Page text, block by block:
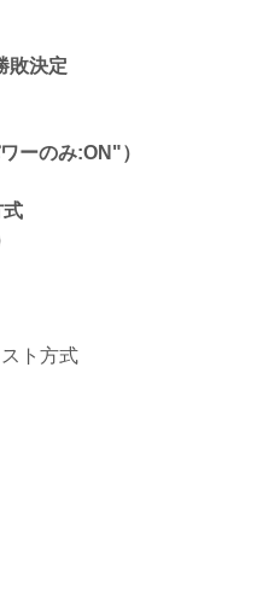
敗決定
ーのみ:ON"）
式
ト方式